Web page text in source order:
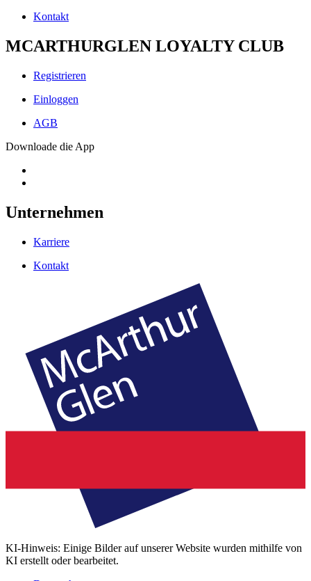
Kontakt
MCARTHURGLEN LOYALTY CLUB
Registrieren
Einloggen
AGB
Downloade die App
Unternehmen
Karriere
Kontakt
KI-Hinweis: Einige Bilder auf unserer Website wurden mithilfe von
KI erstellt oder bearbeitet.